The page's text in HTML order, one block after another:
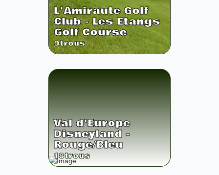
L'Amiraute Golf
Club - Les Etangs
Golf Course
9trous
Val d'Europe
Disneyland -
Rouge/Bleu
18trous